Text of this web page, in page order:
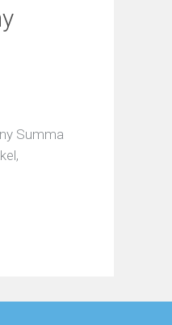
Summa